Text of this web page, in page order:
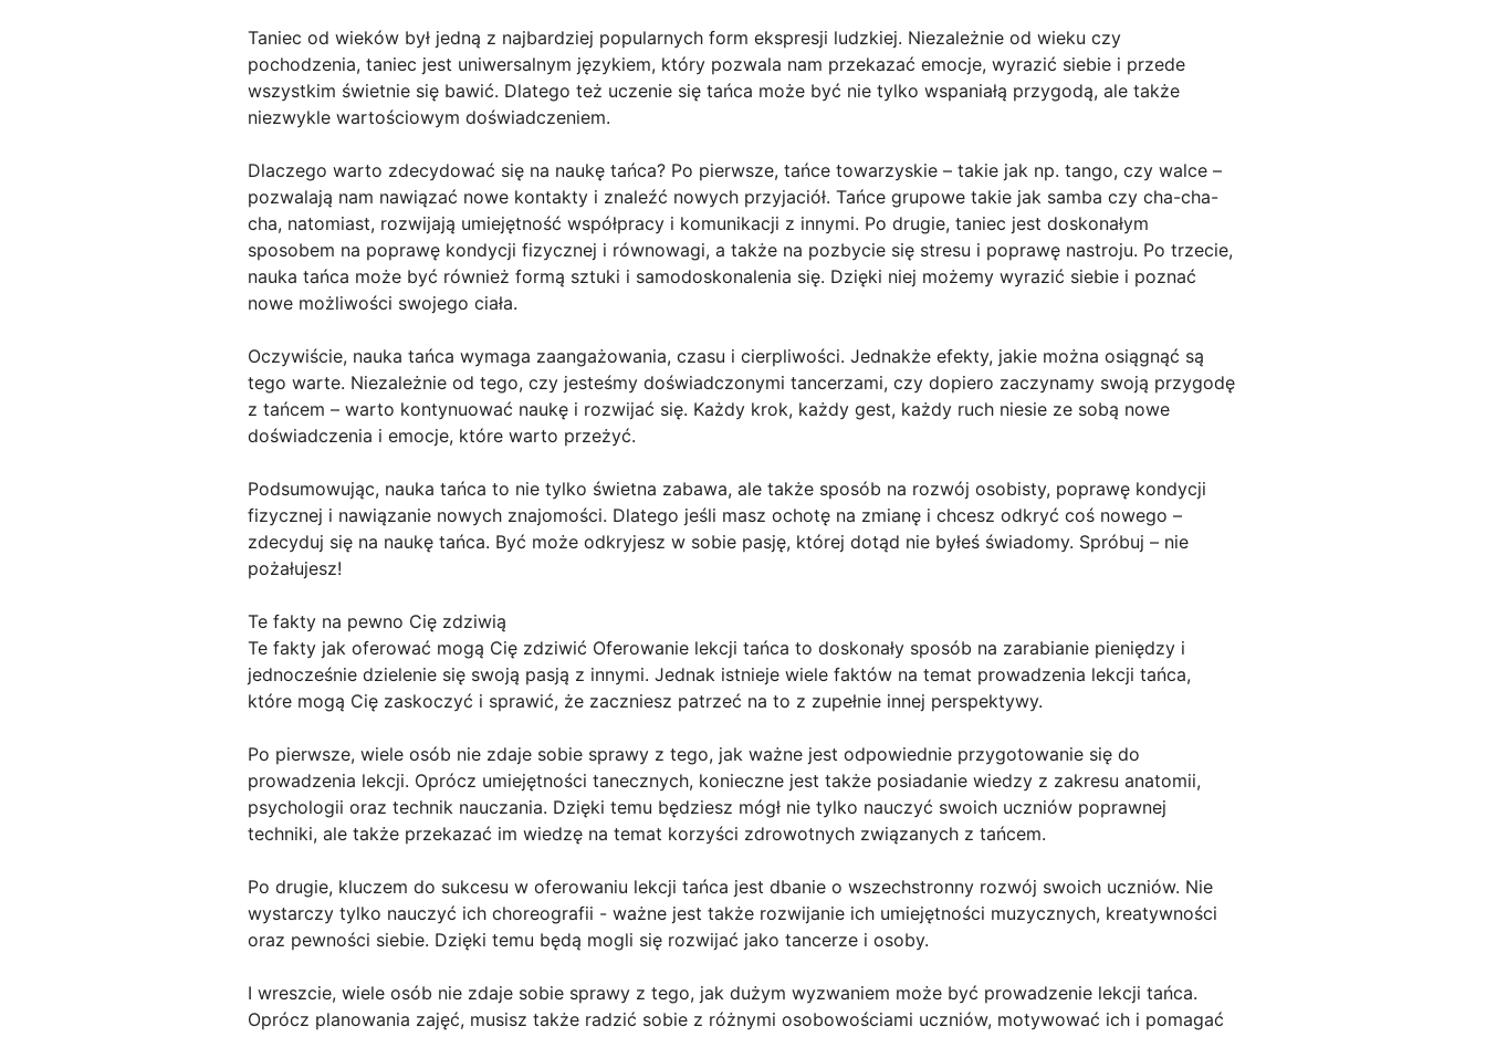
Taniec od wieków był jedną z najbardziej popularnych form ekspresji ludzkiej. Niezależnie od wieku czy
pochodzenia, taniec jest uniwersalnym językiem, który pozwala nam przekazać emocje, wyrazić siebie i przede
wszystkim świetnie się bawić. Dlatego też uczenie się tańca może być nie tylko wspaniałą przygodą, ale także
niezwykle wartościowym doświadczeniem.
Dlaczego warto zdecydować się na naukę tańca? Po pierwsze, tańce towarzyskie – takie jak np. tango, czy walce –
pozwalają nam nawiązać nowe kontakty i znaleźć nowych przyjaciół. Tańce grupowe takie jak samba czy cha-cha-
cha, natomiast, rozwijają umiejętność współpracy i komunikacji z innymi. Po drugie, taniec jest doskonałym
sposobem na poprawę kondycji fizycznej i równowagi, a także na pozbycie się stresu i poprawę nastroju. Po trzecie,
nauka tańca może być również formą sztuki i samodoskonalenia się. Dzięki niej możemy wyrazić siebie i poznać
nowe możliwości swojego ciała.
Oczywiście, nauka tańca wymaga zaangażowania, czasu i cierpliwości. Jednakże efekty, jakie można osiągnąć są
tego warte. Niezależnie od tego, czy jesteśmy doświadczonymi tancerzami, czy dopiero zaczynamy swoją przygodę
z tańcem – warto kontynuować naukę i rozwijać się. Każdy krok, każdy gest, każdy ruch niesie ze sobą nowe
doświadczenia i emocje, które warto przeżyć.
Podsumowując, nauka tańca to nie tylko świetna zabawa, ale także sposób na rozwój osobisty, poprawę kondycji
fizycznej i nawiązanie nowych znajomości. Dlatego jeśli masz ochotę na zmianę i chcesz odkryć coś nowego –
zdecyduj się na naukę tańca. Być może odkryjesz w sobie pasję, której dotąd nie byłeś świadomy. Spróbuj – nie
pożałujesz!
Te fakty na pewno Cię zdziwią
Te fakty jak oferować mogą Cię zdziwić Oferowanie lekcji tańca to doskonały sposób na zarabianie pieniędzy i
jednocześnie dzielenie się swoją pasją z innymi. Jednak istnieje wiele faktów na temat prowadzenia lekcji tańca,
które mogą Cię zaskoczyć i sprawić, że zaczniesz patrzeć na to z zupełnie innej perspektywy.
Po pierwsze, wiele osób nie zdaje sobie sprawy z tego, jak ważne jest odpowiednie przygotowanie się do
prowadzenia lekcji. Oprócz umiejętności tanecznych, konieczne jest także posiadanie wiedzy z zakresu anatomii,
psychologii oraz technik nauczania. Dzięki temu będziesz mógł nie tylko nauczyć swoich uczniów poprawnej
techniki, ale także przekazać im wiedzę na temat korzyści zdrowotnych związanych z tańcem.
Po drugie, kluczem do sukcesu w oferowaniu lekcji tańca jest dbanie o wszechstronny rozwój swoich uczniów. Nie
wystarczy tylko nauczyć ich choreografii - ważne jest także rozwijanie ich umiejętności muzycznych, kreatywności
oraz pewności siebie. Dzięki temu będą mogli się rozwijać jako tancerze i osoby.
I wreszcie, wiele osób nie zdaje sobie sprawy z tego, jak dużym wyzwaniem może być prowadzenie lekcji tańca.
Oprócz planowania zajęć, musisz także radzić sobie z różnymi osobowościami uczniów, motywować ich i pomagać